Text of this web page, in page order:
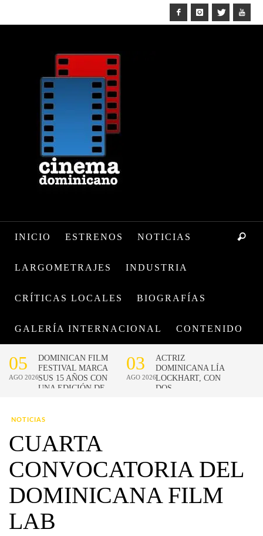
INICIO ESTRENOS NOTICIAS
LARGOMETRAJES INDUSTRIA
CRÍTICAS LOCALES BIOGRAFÍAS
GALERÍA INTERNACIONAL CONTENIDO
NOTICIAS
CUARTA
CONVOCATORIA DEL
DOMINICANA FILM
LAB